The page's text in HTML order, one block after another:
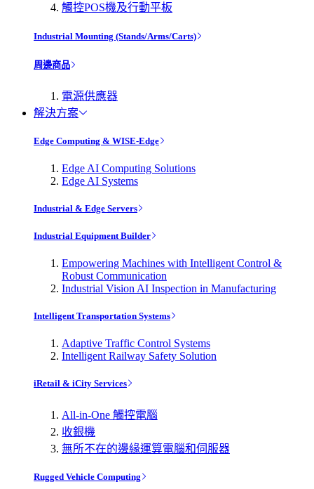
觸控POS機及行動平板
Industrial Mounting (Stands/Arms/Carts)
周邊商品
電源供應器
解決方案
Edge Computing & WISE-Edge
Edge AI Computing Solutions
Edge AI Systems
Industrial & Edge Servers
Industrial Equipment Builder
Empowering Machines with Intelligent Control &
Robust Communication
Industrial Vision AI Inspection in Manufacturing
Intelligent Transportation Systems
Adaptive Traffic Control Systems
Intelligent Railway Safety Solution
iRetail & iCity Services
All-in-One 觸控電腦
收銀機
無所不在的邊緣運算電腦和伺服器
Rugged Vehicle Computing